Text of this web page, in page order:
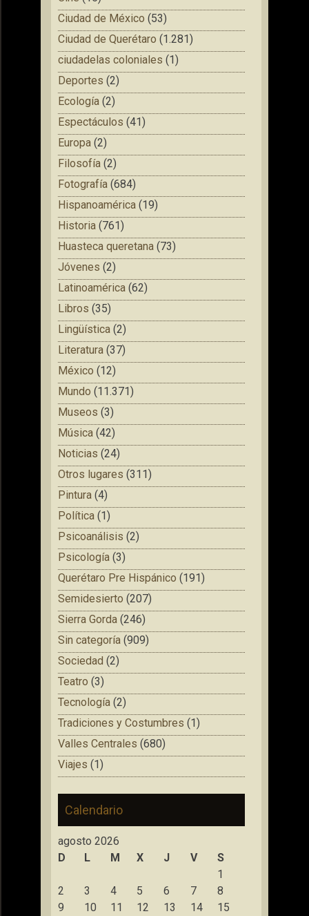
Ciudad de México (53)
Ciudad de Querétaro (1.281)
ciudadelas coloniales (1)
Deportes (2)
Ecología (2)
Espectáculos (41)
Europa (2)
Filosofía (2)
Fotografía (684)
Hispanoamérica (19)
Historia (761)
Huasteca queretana (73)
Jóvenes (2)
Latinoamérica (62)
Libros (35)
Lingüística (2)
Literatura (37)
México (12)
Mundo (11.371)
Museos (3)
Música (42)
Noticias (24)
Otros lugares (311)
Pintura (4)
Política (1)
Psicoanálisis (2)
Psicología (3)
Querétaro Pre Hispánico (191)
Semidesierto (207)
Sierra Gorda (246)
Sin categoría (909)
Sociedad (2)
Teatro (3)
Tecnología (2)
Tradiciones y Costumbres (1)
Valles Centrales (680)
Viajes (1)
Calendario
agosto 2026
D
L M X J V
S
1
2
3 4 5 6 7
8
9
10 11 12 13 14
15